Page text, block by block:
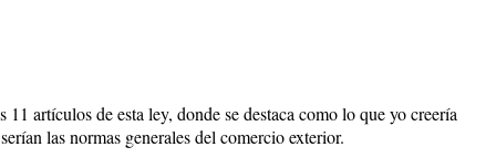
artículos de esta ley, donde se destaca como lo que yo creería
las normas generales del comercio exterior.